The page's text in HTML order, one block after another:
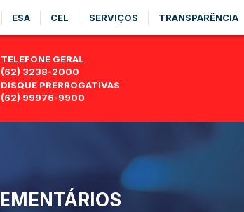
ESA CEL SERVIÇOS TRANSPARÊNCIA
TELEFONE GERAL
(62) 3238-2000
DISQUE PRERROGATIVAS
(62) 99976-9900
EMENTÁRIOS